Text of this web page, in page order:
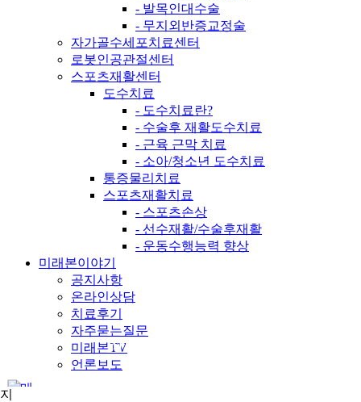
- 발목인대수술
- 무지외반증교정술
자가골수세포치료센터
로봇인공관절센터
스포츠재활센터
도수치료
- 도수치료란?
- 수술후 재활도수치료
- 근육 근막 치료
- 소아/청소년 도수치료
통증물리치료
스포츠재활치료
- 스포츠손상
- 선수재활/수술후재활
- 운동수행능력 향상
미래본이야기
공지사항
온라인상담
치료후기
자주묻는질문
미래본TV
언론보도
MIRAEBON